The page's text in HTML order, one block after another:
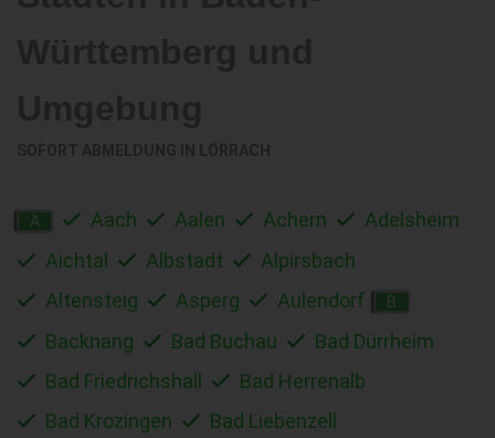
A Aach Aalen Achern
Adelsheim
Aichtal
Albstadt
Alpirsbach
Altensteig
Asperg Aulendorf B
Backnang Bad Buchau
Bad Dürrheim
Bad Friedrichshall
Bad Herrenalb
Bad Krozingen
Bad Liebenzell